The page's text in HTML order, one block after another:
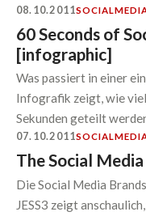
08.10.2011
60 Seconds of
[infographic]
Was passiert in einer
Infografik zeigt, wie
Sekunden geteilt
07.10.2011
The Social
Die Social Media
JESS3 zeigt